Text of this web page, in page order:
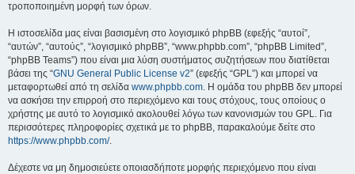
τροποποιημένη μορφή των όρων.
Η ιστοσελίδα μας είναι βασισμένη στο λογισμικό phpBB (εφεξής “αυτοί”,
“αυτών”, “αυτούς”, “λογισμικό phpBB”, “www.phpbb.com”, “phpBB Limited”,
“phpBB Teams”) που είναι μια λύση συστήματος συζητήσεων που διατίθεται
βάσει της “GNU General Public License v2” (εφεξής “GPL”) και μπορεί να
μεταφορτωθεί από τη σελίδα www.phpbb.com. Η ομάδα του phpBB δεν μπορεί
να ασκήσει την επιρροή στο περιεχόμενο και τους στόχους, τους οποίους ο
χρήστης με αυτό το λογισμικό ακολουθεί λόγω των κανονισμών του GPL. Για
περισσότερες πληροφορίες σχετικά με το phpBB, παρακαλούμε δείτε στο
https://www.phpbb.com/.
Δέχεστε να μη δημοσιεύετε οποιασδήποτε μορφής περιεχόμενο που είναι